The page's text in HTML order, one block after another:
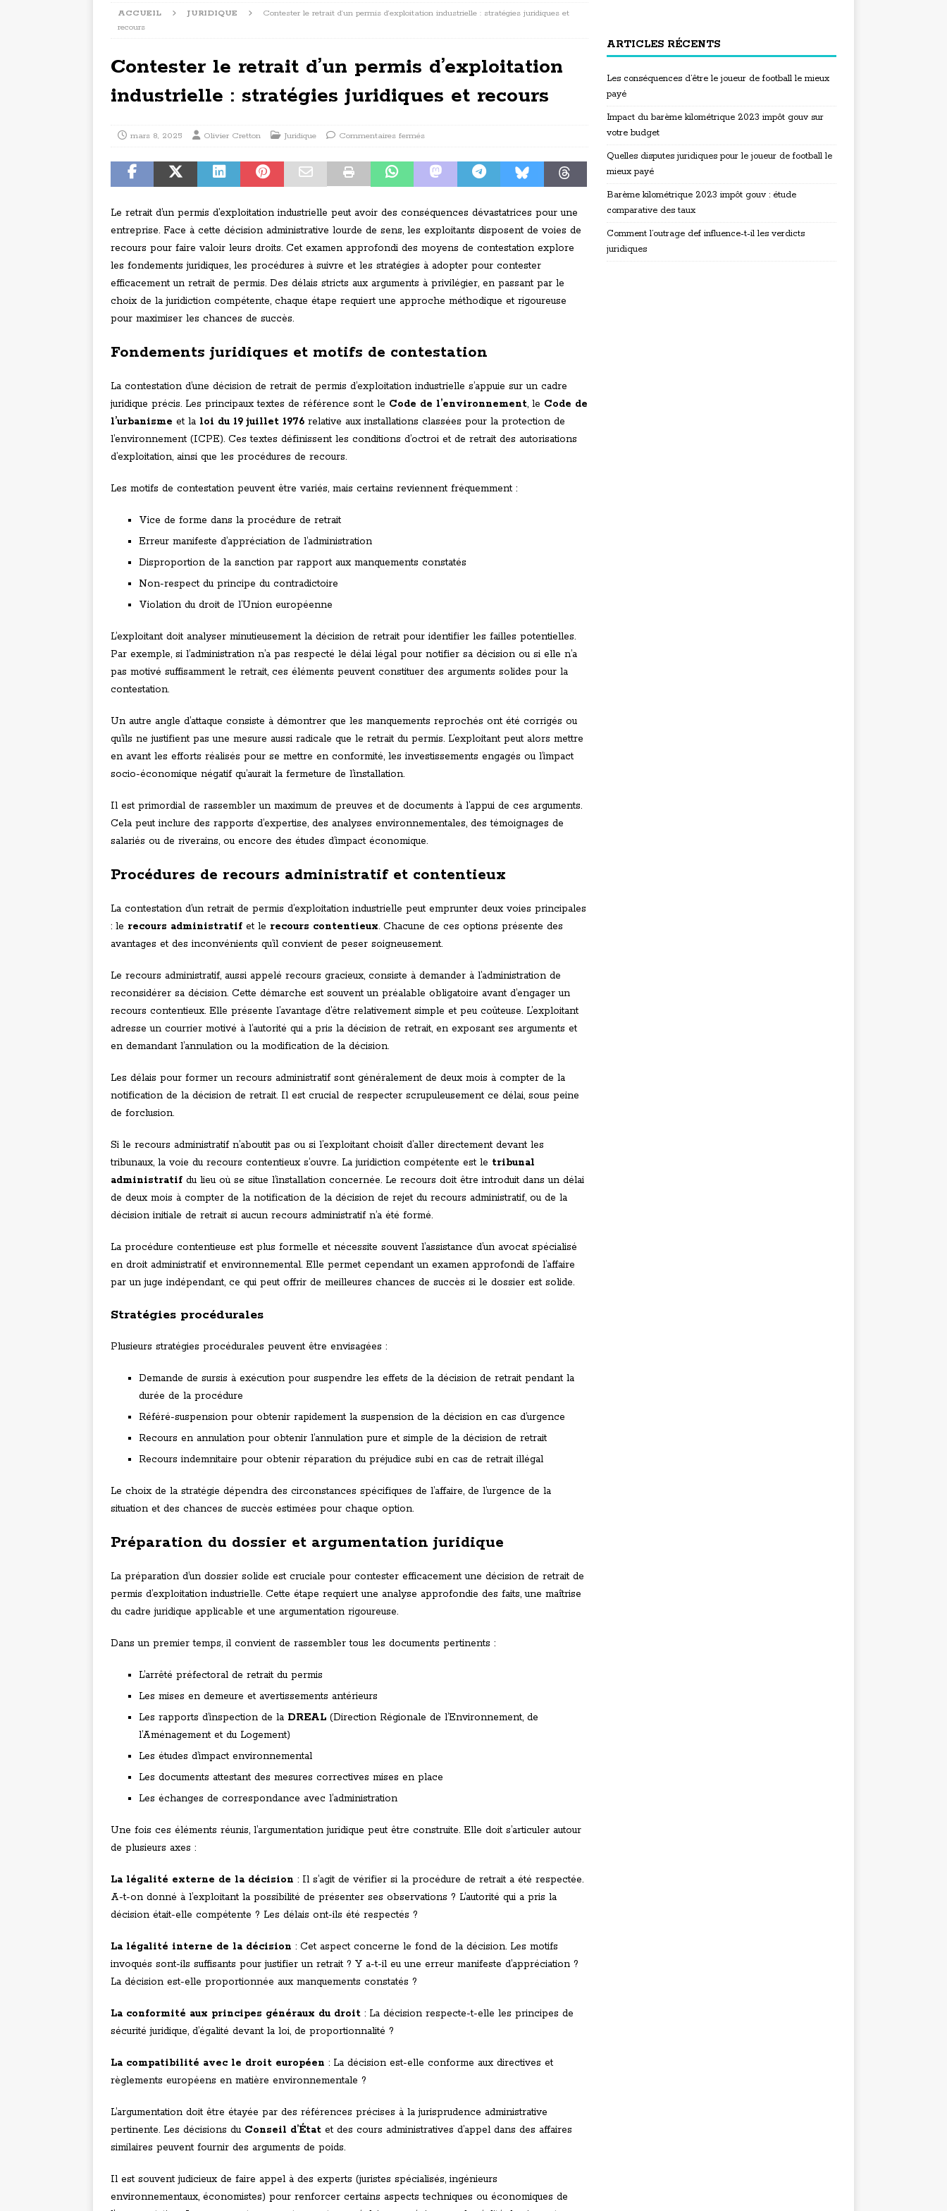
ACCUEIL JURIDIQUE
Contester le retrait d’un permis d’exploitation industrielle : stratégies juridiques et
recours
Contester le retrait d’un permis d’exploitation
industrielle : stratégies juridiques et recours
mars 8, 2025 Olivier Cretton Juridique Commentaires fermés
Le retrait d’un permis d’exploitation industrielle peut avoir des conséquences dévastatrices pour une
entreprise. Face à cette décision administrative lourde de sens, les exploitants disposent de voies de
recours pour faire valoir leurs droits. Cet examen approfondi des moyens de contestation explore
les fondements juridiques, les procédures à suivre et les stratégies à adopter pour contester
efficacement un retrait de permis. Des délais stricts aux arguments à privilégier, en passant par le
choix de la juridiction compétente, chaque étape requiert une approche méthodique et rigoureuse
pour maximiser les chances de succès.
Fondements juridiques et motifs de contestation
La contestation d’une décision de retrait de permis d’exploitation industrielle s’appuie sur un cadre
juridique précis. Les principaux textes de référence sont le Code de l’environnement, le Code de
l’urbanisme et la loi du 19 juillet 1976 relative aux installations classées pour la protection de
l’environnement (ICPE). Ces textes définissent les conditions d’octroi et de retrait des autorisations
d’exploitation, ainsi que les procédures de recours.
Les motifs de contestation peuvent être variés, mais certains reviennent fréquemment :
Vice de forme dans la procédure de retrait
Erreur manifeste d’appréciation de l’administration
Disproportion de la sanction par rapport aux manquements constatés
Non-respect du principe du contradictoire
Violation du droit de l’Union européenne
L’exploitant doit analyser minutieusement la décision de retrait pour identifier les failles potentielles.
Par exemple, si l’administration n’a pas respecté le délai légal pour notifier sa décision ou si elle n’a
pas motivé suffisamment le retrait, ces éléments peuvent constituer des arguments solides pour la
contestation.
Un autre angle d’attaque consiste à démontrer que les manquements reprochés ont été corrigés ou
qu’ils ne justifient pas une mesure aussi radicale que le retrait du permis. L’exploitant peut alors mettre
en avant les efforts réalisés pour se mettre en conformité, les investissements engagés ou l’impact
socio-économique négatif qu’aurait la fermeture de l’installation.
Il est primordial de rassembler un maximum de preuves et de documents à l’appui de ces arguments.
Cela peut inclure des rapports d’expertise, des analyses environnementales, des témoignages de
salariés ou de riverains, ou encore des études d’impact économique.
Procédures de recours administratif et contentieux
La contestation d’un retrait de permis d’exploitation industrielle peut emprunter deux voies principales
: le recours administratif et le recours contentieux. Chacune de ces options présente des
avantages et des inconvénients qu’il convient de peser soigneusement.
Le recours administratif, aussi appelé recours gracieux, consiste à demander à l’administration de
reconsidérer sa décision. Cette démarche est souvent un préalable obligatoire avant d’engager un
recours contentieux. Elle présente l’avantage d’être relativement simple et peu coûteuse. L’exploitant
adresse un courrier motivé à l’autorité qui a pris la décision de retrait, en exposant ses arguments et
en demandant l’annulation ou la modification de la décision.
Les délais pour former un recours administratif sont généralement de deux mois à compter de la
notification de la décision de retrait. Il est crucial de respecter scrupuleusement ce délai, sous peine
de forclusion.
Si le recours administratif n’aboutit pas ou si l’exploitant choisit d’aller directement devant les
tribunaux, la voie du recours contentieux s’ouvre. La juridiction compétente est le tribunal
administratif du lieu où se situe l’installation concernée. Le recours doit être introduit dans un délai
de deux mois à compter de la notification de la décision de rejet du recours administratif, ou de la
décision initiale de retrait si aucun recours administratif n’a été formé.
La procédure contentieuse est plus formelle et nécessite souvent l’assistance d’un avocat spécialisé
en droit administratif et environnemental. Elle permet cependant un examen approfondi de l’affaire
par un juge indépendant, ce qui peut offrir de meilleures chances de succès si le dossier est solide.
Stratégies procédurales
Plusieurs stratégies procédurales peuvent être envisagées :
Demande de sursis à exécution pour suspendre les effets de la décision de retrait pendant la
durée de la procédure
Référé-suspension pour obtenir rapidement la suspension de la décision en cas d’urgence
Recours en annulation pour obtenir l’annulation pure et simple de la décision de retrait
Recours indemnitaire pour obtenir réparation du préjudice subi en cas de retrait illégal
Le choix de la stratégie dépendra des circonstances spécifiques de l’affaire, de l’urgence de la
situation et des chances de succès estimées pour chaque option.
Préparation du dossier et argumentation juridique
La préparation d’un dossier solide est cruciale pour contester efficacement une décision de retrait de
permis d’exploitation industrielle. Cette étape requiert une analyse approfondie des faits, une maîtrise
du cadre juridique applicable et une argumentation rigoureuse.
Dans un premier temps, il convient de rassembler tous les documents pertinents :
L’arrêté préfectoral de retrait du permis
Les mises en demeure et avertissements antérieurs
Les rapports d’inspection de la DREAL (Direction Régionale de l’Environnement, de
l’Aménagement et du Logement)
Les études d’impact environnemental
Les documents attestant des mesures correctives mises en place
Les échanges de correspondance avec l’administration
Une fois ces éléments réunis, l’argumentation juridique peut être construite. Elle doit s’articuler autour
de plusieurs axes :
La légalité externe de la décision : Il s’agit de vérifier si la procédure de retrait a été respectée.
A-t-on donné à l’exploitant la possibilité de présenter ses observations ? L’autorité qui a pris la
décision était-elle compétente ? Les délais ont-ils été respectés ?
La légalité interne de la décision : Cet aspect concerne le fond de la décision. Les motifs
invoqués sont-ils suffisants pour justifier un retrait ? Y a-t-il eu une erreur manifeste d’appréciation ?
La décision est-elle proportionnée aux manquements constatés ?
La conformité aux principes généraux du droit : La décision respecte-t-elle les principes de
sécurité juridique, d’égalité devant la loi, de proportionnalité ?
La compatibilité avec le droit européen : La décision est-elle conforme aux directives et
règlements européens en matière environnementale ?
L’argumentation doit être étayée par des références précises à la jurisprudence administrative
pertinente. Les décisions du Conseil d’État et des cours administratives d’appel dans des affaires
similaires peuvent fournir des arguments de poids.
Il est souvent judicieux de faire appel à des experts (juristes spécialisés, ingénieurs
environnementaux, économistes) pour renforcer certains aspects techniques ou économiques de
ARTICLES RÉCENTS
Les conséquences d’être le joueur de football le mieux
payé
Impact du barème kilométrique 2023 impôt gouv sur
votre budget
Quelles disputes juridiques pour le joueur de football le
mieux payé
Barème kilométrique 2023 impôt gouv : étude
comparative des taux
Comment l’outrage def influence-t-il les verdicts
juridiques